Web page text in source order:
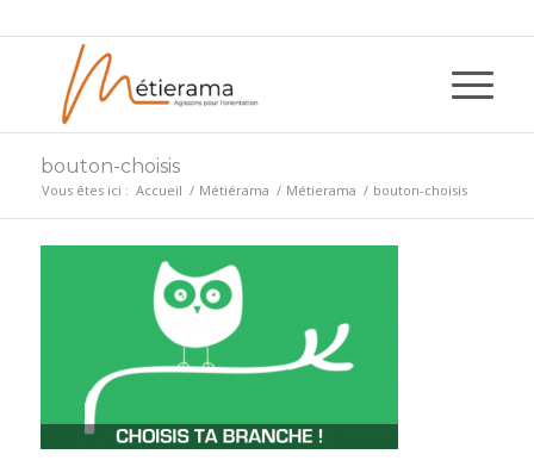
bouton-choisis
Vous êtes ici : Accueil / Métiérama / Métierama / bouton-choisis